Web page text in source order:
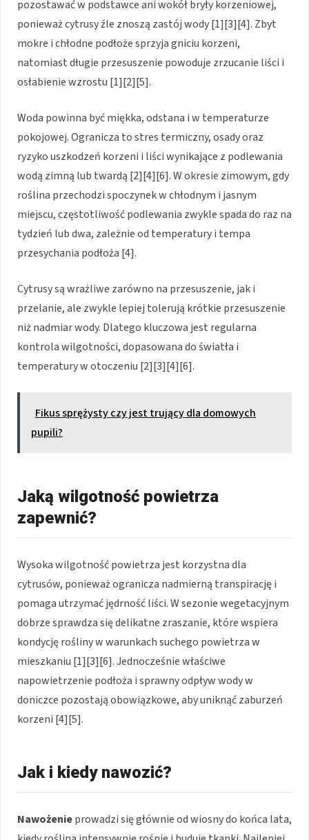
pozostawać w podstawce ani wokół bryły korzeniowej,
ponieważ cytrusy źle znoszą zastój wody [1][3][4]. Zbyt
mokre i chłodne podłoże sprzyja gniciu korzeni,
natomiast długie przesuszenie powoduje zrzucanie liści i
osłabienie wzrostu [1][2][5].
Woda powinna być miękka, odstana i w temperaturze
pokojowej. Ogranicza to stres termiczny, osady oraz
ryzyko uszkodzeń korzeni i liści wynikające z podlewania
wodą zimną lub twardą [2][4][6]. W okresie zimowym, gdy
roślina przechodzi spoczynek w chłodnym i jasnym
miejscu, częstotliwość podlewania zwykle spada do raz na
tydzień lub dwa, zależnie od temperatury i tempa
przesychania podłoża [4].
Cytrusy są wrażliwe zarówno na przesuszenie, jak i
przelanie, ale zwykle lepiej tolerują krótkie przesuszenie
niż nadmiar wody. Dlatego kluczowa jest regularna
kontrola wilgotności, dopasowana do światła i
temperatury w otoczeniu [2][3][4][6].
Fikus sprężysty czy jest trujący dla domowych
pupili?
Jaką wilgotność powietrza
zapewnić?
Wysoka wilgotność powietrza jest korzystna dla
cytrusów, ponieważ ogranicza nadmierną transpirację i
pomaga utrzymać jędrność liści. W sezonie wegetacyjnym
dobrze sprawdza się delikatne zraszanie, które wspiera
kondycję rośliny w warunkach suchego powietrza w
mieszkaniu [1][3][6]. Jednocześnie właściwe
napowietrzenie podłoża i sprawny odpływ wody w
doniczce pozostają obowiązkowe, aby uniknąć zaburzeń
korzeni [4][5].
Jak i kiedy nawozić?
Nawożenieprowadzi się głównie od wiosny do końca lata,